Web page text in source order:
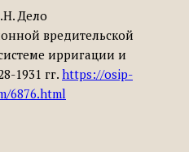
Дело
вредительской
ирригации и
1931 гг. https://osip-
6876.html